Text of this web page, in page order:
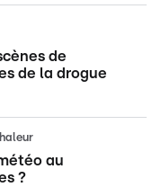
de
de la drogue
au
?